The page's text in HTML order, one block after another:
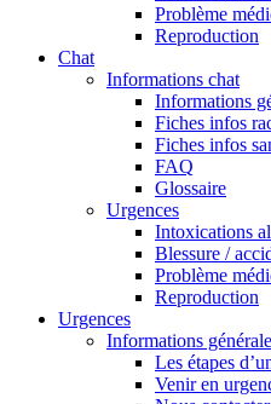
Problème
Reproduction
Chat
Informations chat
Informations
Fiches infos
Fiches infos
FAQ
Glossaire
Urgences
Intoxications
Blessure /
Problème
Reproduction
Urgences
Informations
Les étapes
Venir en